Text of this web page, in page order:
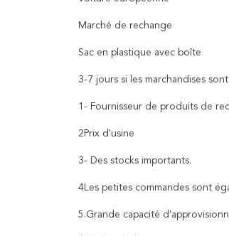
Marché de rechange
Sac en plastique avec boîte
3-7 jours si les marchandises
1- Fournisseur de produits de
2Prix d'usine
3- Des stocks importants.
4Les petites commandes sont
5.Grande capacité